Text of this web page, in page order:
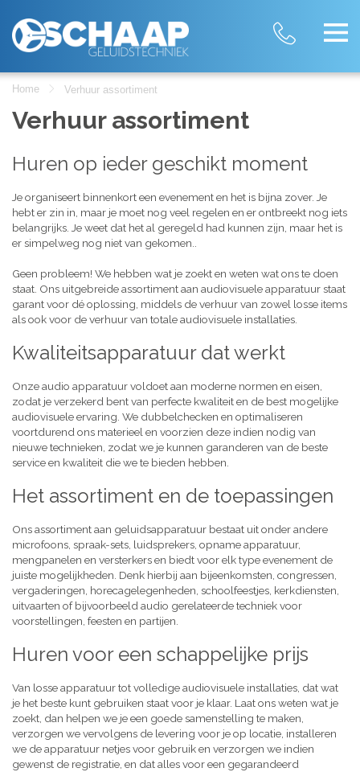
Home Verhuur assortiment
Verhuur assortiment
Huren op ieder geschikt moment
Je organiseert binnenkort een evenement en het is bijna zover. Je
hebt er zin in, maar je moet nog veel regelen en er ontbreekt nog iets
belangrijks. Je weet dat het al geregeld had kunnen zijn, maar het is
er simpelweg nog niet van gekomen..
Geen probleem! We hebben wat je zoekt en weten wat ons te doen
staat. Ons uitgebreide assortiment aan audiovisuele apparatuur staat
garant voor dé oplossing, middels de verhuur van zowel losse items
als ook voor de verhuur van totale audiovisuele installaties.
Kwaliteitsapparatuur dat werkt
Onze audio apparatuur voldoet aan moderne normen en eisen,
zodat je verzekerd bent van perfecte kwaliteit en de best mogelijke
audiovisuele ervaring. We dubbelchecken en optimaliseren
voortdurend ons materieel en voorzien deze indien nodig van
nieuwe technieken, zodat we je kunnen garanderen van de beste
service en kwaliteit die we te bieden hebben.
Het assortiment en de toepassingen
Ons assortiment aan geluidsapparatuur bestaat uit onder andere
microfoons, spraak-sets, luidsprekers, opname apparatuur,
mengpanelen en versterkers en biedt voor elk type evenement de
juiste mogelijkheden. Denk hierbij aan bijeenkomsten, congressen,
vergaderingen, horecagelegenheden, schoolfeestjes, kerkdiensten,
uitvaarten of bijvoorbeeld audio gerelateerde techniek voor
voorstellingen, feesten en partijen.
Huren voor een schappelijke prijs
Van losse apparatuur tot volledige audiovisuele installaties, dat wat
je het beste kunt gebruiken staat voor je klaar. Laat ons weten wat je
zoekt, dan helpen we je een goede samenstelling te maken,
verzorgen we vervolgens de levering voor je op locatie, installeren
we de apparatuur netjes voor gebruik en verzorgen we indien
gewenst de registratie, en dat alles voor een gegarandeerd